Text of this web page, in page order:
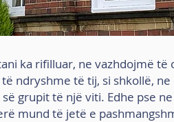
ka rifilluar, ne vazhdojmë
ndryshme të tij, si shkollë,
grupit të një viti. Edhe pse
mund të jetë e